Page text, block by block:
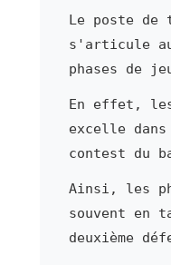
Le poste de
s'articule
phases de
En effet,
excelle
contest du
Ainsi, les
souvent en
deuxième